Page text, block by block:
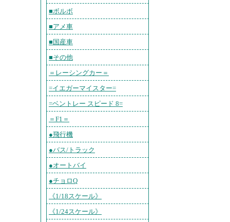
■ボルボ
■アメ車
■国産車
■その他
＝レーシングカー＝
=イエガーマイスター=
=ベントレー スピード 8=
＝F1＝
●飛行機
●バス/トラック
●オートバイ
●チョロQ
《1/18スケール》
《1/24スケール》